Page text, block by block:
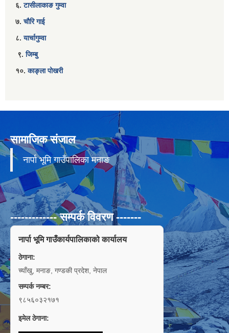
६.टासीलाकाङ गुम्वा
७.चौरि गाई
८.यार्चागुम्वा
९.जिम्बु
१०.काङ्ला पोखरी
सामाजिक संजाल
नार्पा भूमि गाउँपालिका मनाङ
------------- सम्पर्क विवरण -------
नार्पा भूमि गाउँकार्यपालिकाको कार्यालय
ठेगाना:
च्याँखु, मनाङ, गण्डकी प्रदेश, नेपाल
सम्पर्क नम्बर:
९८५६०३२१७१
इमेल ठेगाना: